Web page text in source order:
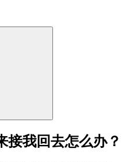
接我回去怎么办？